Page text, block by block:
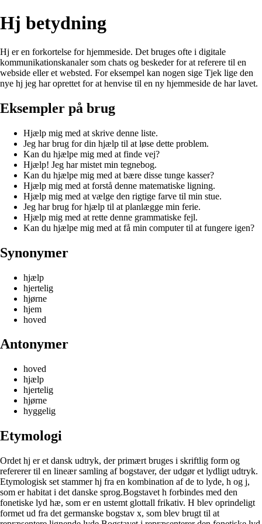
Hj betydning
Hj er en forkortelse for hjemmeside. Det bruges ofte i digitale
kommunikationskanaler som chats og beskeder for at referere til en
webside eller et websted. For eksempel kan nogen sige Tjek lige den
nye hj jeg har oprettet for at henvise til en ny hjemmeside de har lavet.
Eksempler på brug
Hjælp mig med at skrive denne liste.
Jeg har brug for din hjælp til at løse dette problem.
Kan du hjælpe mig med at finde vej?
Hjælp! Jeg har mistet min tegnebog.
Kan du hjælpe mig med at bære disse tunge kasser?
Hjælp mig med at forstå denne matematiske ligning.
Hjælp mig med at vælge den rigtige farve til min stue.
Jeg har brug for hjælp til at planlægge min ferie.
Hjælp mig med at rette denne grammatiske fejl.
Kan du hjælpe mig med at få min computer til at fungere igen?
Synonymer
hjælp
hjertelig
hjørne
hjem
hoved
Antonymer
hoved
hjælp
hjertelig
hjørne
hyggelig
Etymologi
Ordet hj er et dansk udtryk, der primært bruges i skriftlig form og
refererer til en lineær samling af bogstaver, der udgør et lydligt udtryk.
Etymologisk set stammer hj fra en kombination af de to lyde, h og j,
som er habitat i det danske sprog.Bogstavet h forbindes med den
fonetiske lyd hæ, som er en ustemt glottall frikativ. H blev oprindeligt
formet ud fra det germanske bogstav x, som blev brugt til at